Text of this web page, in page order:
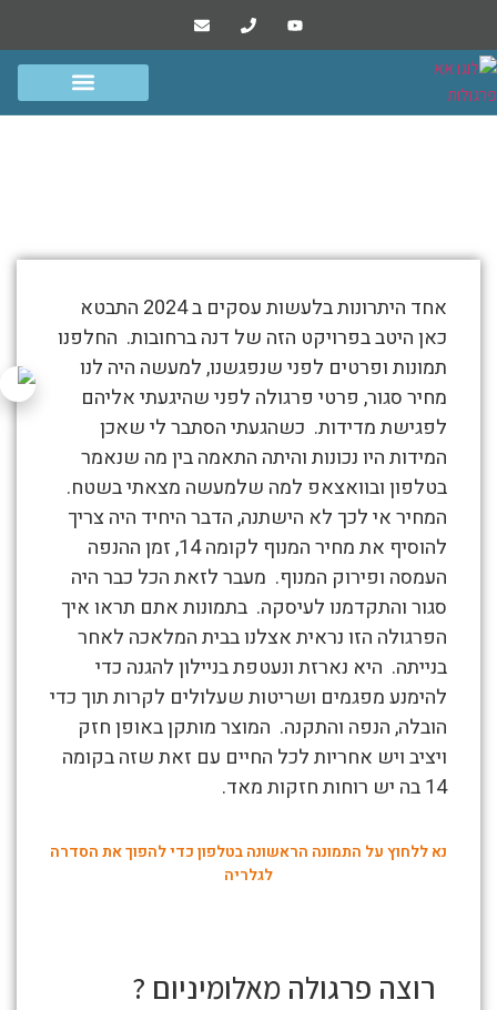
התמונות
מטה
מספרות
את
סיפור
פרגולת
אלומיניום
במרפסת
שמש
ברחובות
אחד היתרונות בלעשות עסקים ב 2024 התבטא
כאן היטב בפרויקט הזה של דנה ברחובות. החלפנו
תמונות ופרטים לפני שנפגשנו, למעשה היה לנו
מחיר סגור, פרטי פרגולה לפני שהיגעתי אליהם
לפגישת מדידות. כשהגעתי הסתבר לי שאכן
המידות היו נכונות והיתה התאמה בין מה שנאמר
בטלפון ובוואצאפ למה שלמעשה מצאתי בשטח.
המחיר אי לכך לא הישתנה, הדבר היחיד היה צריך
להוסיף את מחיר המנוף לקומה 14, זמן ההנפה
העמסה ופירוק המנוף. מעבר לזאת הכל כבר היה
סגור והתקדמנו לעיסקה. בתמונות אתם תראו איך
הפרגולה הזו נראית אצלנו בבית המלאכה לאחר
בנייתה. היא נארזת ונעטפת בניילון להגנה כדי
להימנע מפגמים ושריטות שעלולים לקרות תוך כדי
הובלה, הנפה והתקנה. המוצר מותקן באופן חזק
ויציב ויש אחריות לכל החיים עם זאת שזה בקומה
14 בה יש רוחות חזקות מאד.
נא ללחוץ על התמונה הראשונה בטלפון כדי להפוך את הסדרה
לגלריה
רוצה פרגולה מאלומיניום ?